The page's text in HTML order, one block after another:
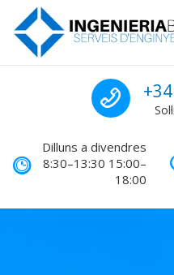
Skip to navigation
Skip to content
Enginyeria a
Dilluns a divendres
8:30–13:30 15:00–
18:00